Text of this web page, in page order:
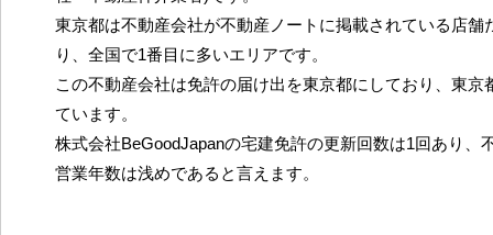
東京都は不動産会社が不動産ノートに掲載されている店舗
り、全国で1番目に多いエリアです。
この不動産会社は免許の届け出を東京都にしており、東京
ています。
株式会社BeGoodJapanの宅建免許の更新回数は1回あり、
営業年数は浅めであると言えます。